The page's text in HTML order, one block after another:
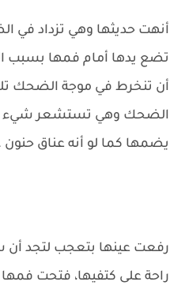
أنهت حديثها وهي تزداد في
تضع يدها أمام فمها بسبب
أن تنخرط في موجة الضحك
الضحك وهي تستشعر شيء
يضمها كما لو أنه عناق حنون
رفعت عينها بتعجب لتجد أن
راحة على كتفيها، فتحت